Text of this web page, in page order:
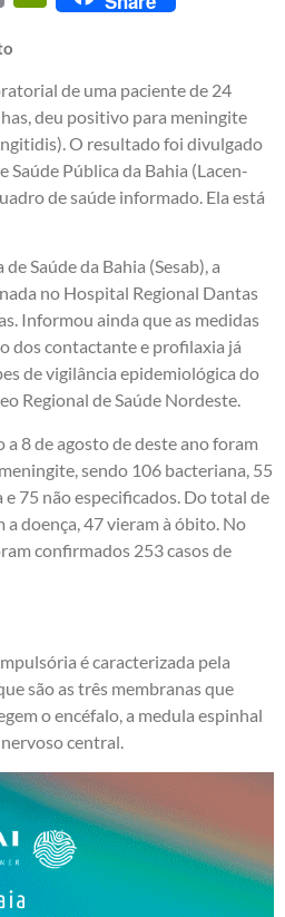
de uma paciente de 24
deu positivo para meningite
O resultado foi divulgado
Pública da Bahia (Lacen-
de saúde informado. Ela está
Saúde da Bahia (Sesab), a
no Hospital Regional Dantas
Informou ainda que as medidas
dos contactante e profilaxia já
de vigilância epidemiológica do
Regional de Saúde Nordeste.
a 8 de agosto de deste ano foram
sendo 106 bacteriana, 55
75 não especificados. Do total de
doença, 47 vieram à óbito. No
confirmados 253 casos de
é caracterizada pela
são as três membranas que
o encéfalo, a medula espinhal
central.